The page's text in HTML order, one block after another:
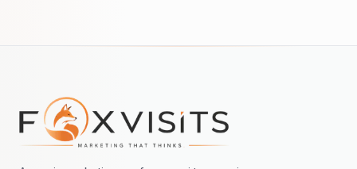
Nawigacja w stopce